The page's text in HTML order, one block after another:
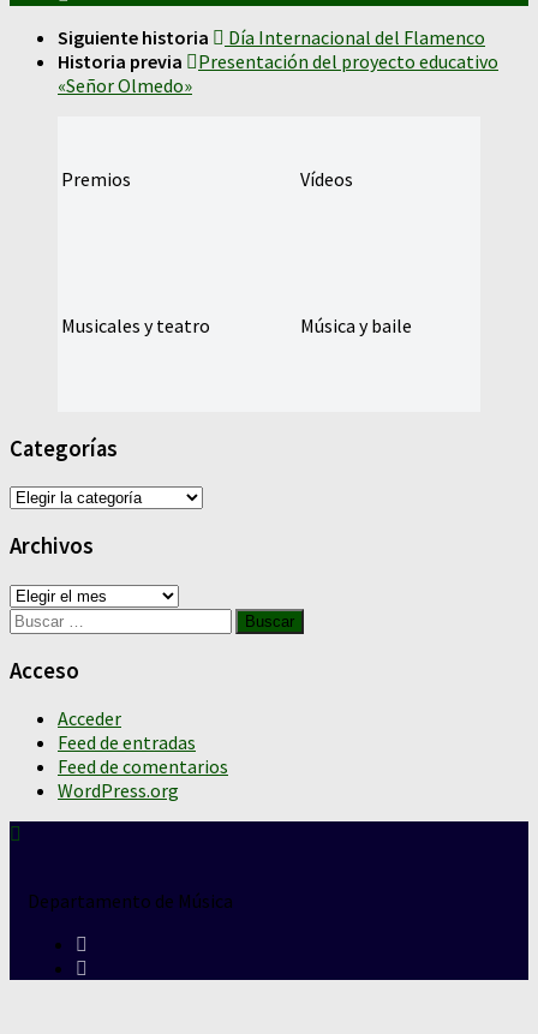
Siguiente historia
Día Internacional del Flamenco
Historia previa
Presentación del proyecto educativo
«Señor Olmedo»
Premios Vídeos
Musicales y teatro Música y baile
Categorías
Categorías
Archivos
Archivos
Buscar:
Acceso
Acceder
Feed de entradas
Feed de comentarios
WordPress.org
Departamento de Música